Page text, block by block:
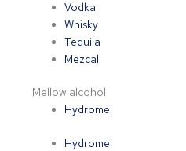
Vodka
Whisky
Tequila
Mezcal
Mellow alcohol
Hydromel
Hydromel